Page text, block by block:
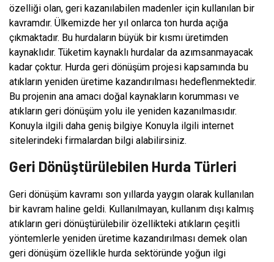
özelliği olan, geri kazanılabilen madenler için kullanılan bir
kavramdır. Ülkemizde her yıl onlarca ton hurda açığa
çıkmaktadır. Bu hurdaların büyük bir kısmı üretimden
kaynaklıdır. Tüketim kaynaklı hurdalar da azımsanmayacak
kadar çoktur. Hurda geri dönüşüm projesi kapsamında bu
atıkların yeniden üretime kazandırılması hedeflenmektedir.
Bu projenin ana amacı doğal kaynakların korumması ve
atıkların geri dönüşüm yolu ile yeniden kazanılmasıdır.
Konuyla ilgili daha geniş bilgiye Konuyla ilgili internet
sitelerindeki firmalardan bilgi alabilirsiniz.
Geri Dönüştürülebilen Hurda Türleri
Geri dönüşüm kavramı son yıllarda yaygın olarak kullanılan
bir kavram haline geldi. Kullanılmayan, kullanım dışı kalmış
atıkların geri dönüştürülebilir özellikteki atıkların çeşitli
yöntemlerle yeniden üretime kazandırılması demek olan
geri dönüşüm özellikle hurda sektöründe yoğun ilgi